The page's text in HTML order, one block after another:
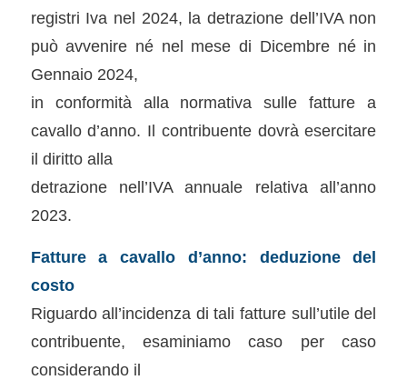
registri Iva nel 2024, la detrazione dell’IVA non
può avvenire né nel mese di Dicembre né in
Gennaio 2024,
in conformità alla normativa sulle fatture a
cavallo d’anno. Il contribuente dovrà esercitare
il diritto alla
detrazione nell’IVA annuale relativa all’anno
2023.
Fatture a cavallo d’anno: deduzione del
costo
Riguardo all’incidenza di tali fatture sull’utile del
contribuente, esaminiamo caso per caso
considerando il